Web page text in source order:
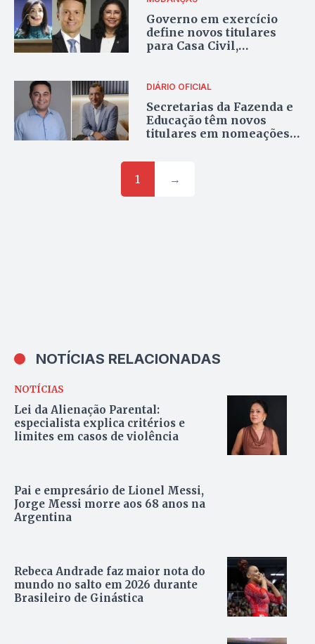
Governo em exercício
define novos titulares
para Casa Civil,
DIÁRIO OFICIAL
Secretarias da Fazenda e
Educação têm novos
titulares em nomeações
1 →
NOTÍCIAS RELACIONADAS
NOTÍCIAS
Lei da Alienação Parental:
especialista explica critérios e
limites em casos de violência
Pai e empresário de Lionel Messi,
Jorge Messi morre aos 68 anos na
Argentina
Rebeca Andrade faz maior nota do
mundo no salto em 2026 durante
Brasileiro de Ginástica